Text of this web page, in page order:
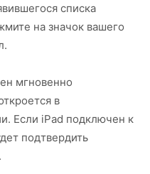
списка
на значок вашего
мгновенно
в
Если iPad подключен к
подтвердить